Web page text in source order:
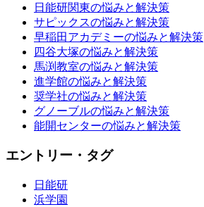
日能研関東の悩みと解決策
サピックスの悩みと解決策
早稲田アカデミーの悩みと解決策
四谷大塚の悩みと解決策
馬渕教室の悩みと解決策
進学館の悩みと解決策
奨学社の悩みと解決策
グノーブルの悩みと解決策
能開センターの悩みと解決策
エントリー・タグ
日能研
浜学園